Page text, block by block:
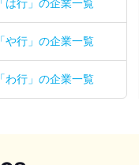
「は行」の企業一覧
「や行」の企業一覧
「わ行」の企業一覧